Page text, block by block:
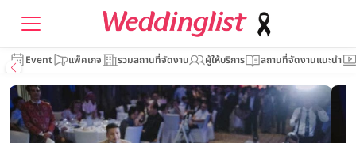
Event แพ็คเกจ รวมสถานที่จัดงาน ผู้ให้บริการ สถานที่จัดงานแนะนำ